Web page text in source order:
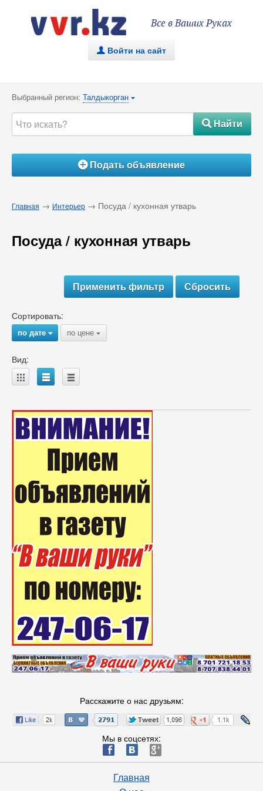
Все в Ваших Руках
. Войти на сайт
Выбранный регион: Талдыкорган {
#Найти
ÁПодать объявление
Главная → Интерьер → Посуда / кухонная утварь
Посуда / кухонная утварь
Сортировать:
по дате{ по цене {
Вид:
A B C
Расскажите о нас друзьям:
Мы в соцсетях:
ä æ è
Главная